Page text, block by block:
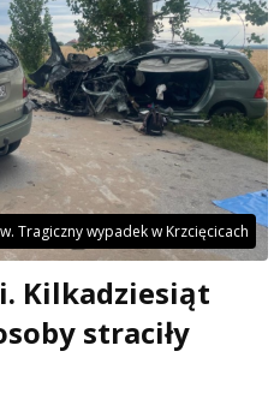
Tragiczny wypadek w Krzcięcicach
Kilkadziesiąt
straciły